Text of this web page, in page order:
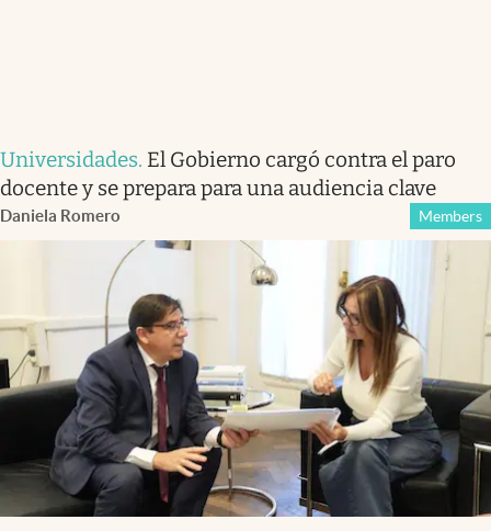
Universidades. El Gobierno cargó contra el paro
docente y se prepara para una audiencia clave
Daniela Romero Members